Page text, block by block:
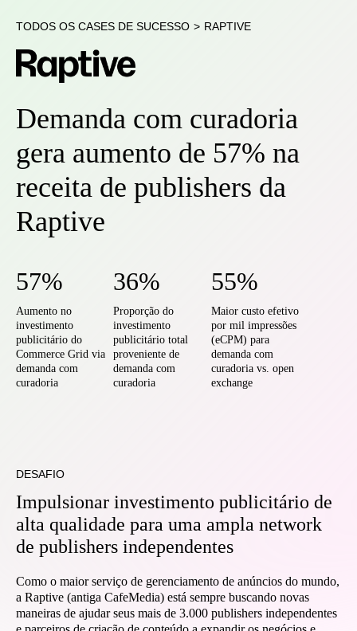
TODOS OS CASES DE SUCESSO > RAPTIVE
Demanda com curadoria
gera aumento de 57% na
receita de publishers da
Raptive
57%
Aumento no
investimento
publicitário do
Commerce Grid via
demanda com
curadoria
36%
Proporção do
investimento
publicitário total
proveniente de
demanda com
curadoria
55%
Maior custo efetivo
por mil impressões
(eCPM) para
demanda com
curadoria vs. open
exchange
DESAFIO
Impulsionar investimento publicitário de
alta qualidade para uma ampla network
de publishers independentes
Como o maior serviço de gerenciamento de anúncios do mundo,
a Raptive (antiga CafeMedia) está sempre buscando novas
maneiras de ajudar seus mais de 3.000 publishers independentes